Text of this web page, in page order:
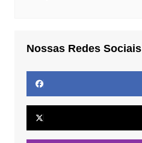
Nossas Redes Sociais